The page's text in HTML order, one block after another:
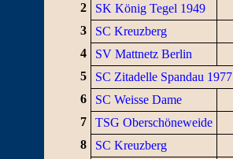
2
SK König Tegel 1949
3
SC Kreuzberg
4
SV Mattnetz Berlin
5
SC Zitadelle Spandau 1977
6
SC Weisse Dame
7
TSG Oberschöneweide
8
SC Kreuzberg